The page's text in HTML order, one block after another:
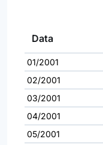
Data
01/2001
02/2001
03/2001
04/2001
05/2001